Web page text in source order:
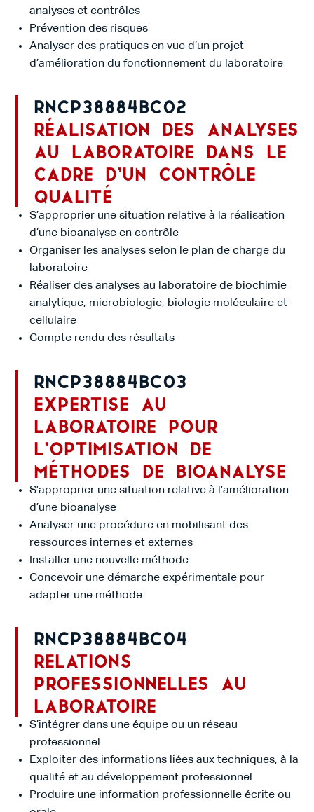
analyses et contrôles
Prévention des risques
Analyser des pratiques en vue d’un projet
d’amélioration du fonctionnement du laboratoire
RNCP38884BC02
Réalisation des analyses
au laboratoire dans le
cadre d’un contrôle
qualité
S’approprier une situation relative à la réalisation
d’une bioanalyse en contrôle
Organiser les analyses selon le plan de charge du
laboratoire
Réaliser des analyses au laboratoire de biochimie
analytique, microbiologie, biologie moléculaire et
cellulaire
Compte rendu des résultats
RNCP38884BC03
Expertise au
laboratoire pour
l’optimisation de
méthodes de bioanalyse
S’approprier une situation relative à l’amélioration
d’une bioanalyse
Analyser une procédure en mobilisant des
ressources internes et externes
Installer une nouvelle méthode
Concevoir une démarche expérimentale pour
adapter une méthode
RNCP38884BC04
Relations
professionnelles au
laboratoire
S’intégrer dans une équipe ou un réseau
professionnel
Exploiter des informations liées aux techniques, à la
qualité et au développement professionnel
Produire une information professionnelle écrite ou